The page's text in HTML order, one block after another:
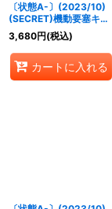
〔状態A-〕(2023/10)
(SECRET)機動要塞キャ
ッスル・ゴレム
XV【XV-SEC】{BS65-
XV05}《青》
3,680円(税込)
カートに入れる